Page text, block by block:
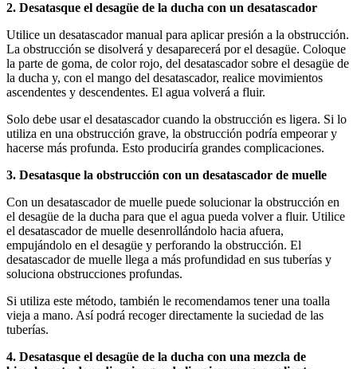
2. Desatasque el desagüe de la ducha con un desatascador
Utilice un desatascador manual para aplicar presión a la obstrucción.
La obstrucción se disolverá y desaparecerá por el desagüe. Coloque
la parte de goma, de color rojo, del desatascador sobre el desagüe de
la ducha y, con el mango del desatascador, realice movimientos
ascendentes y descendentes. El agua volverá a fluir.
Solo debe usar el desatascador cuando la obstrucción es ligera. Si lo
utiliza en una obstrucción grave, la obstrucción podría empeorar y
hacerse más profunda. Esto produciría grandes complicaciones.
3. Desatasque la obstrucción con un desatascador de muelle
Con un desatascador de muelle puede solucionar la obstrucción en
el desagüe de la ducha para que el agua pueda volver a fluir. Utilice
el desatascador de muelle desenrollándolo hacia afuera,
empujándolo en el desagüe y perforando la obstrucción. El
desatascador de muelle llega a más profundidad en sus tuberías y
soluciona obstrucciones profundas.
Si utiliza este método, también le recomendamos tener una toalla
vieja a mano. Así podrá recoger directamente la suciedad de las
tuberías.
4. Desatasque el desagüe de la ducha con una mezcla de